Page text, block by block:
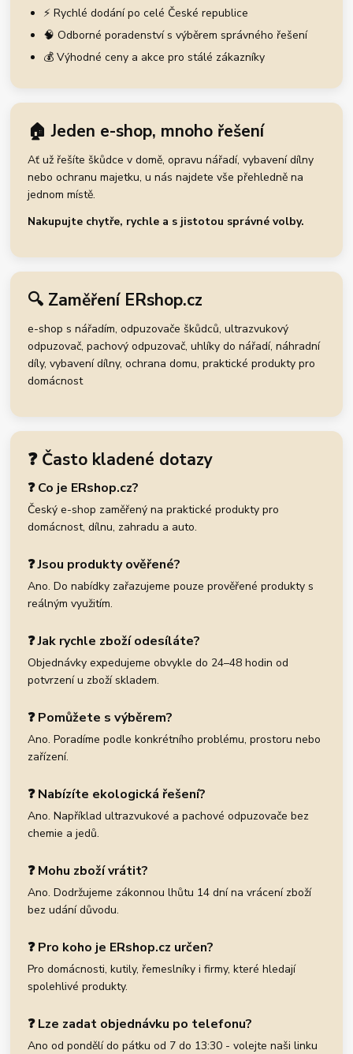
⚡ Rychlé dodání po celé České republice
🧠 Odborné poradenství s výběrem správného řešení
💰 Výhodné ceny a akce pro stálé zákazníky
🏠 Jeden e-shop, mnoho řešení
Ať už řešíte škůdce v domě, opravu nářadí, vybavení dílny
nebo ochranu majetku, u nás najdete vše přehledně na
jednom místě.
Nakupujte chytře, rychle a s jistotou správné volby.
🔍 Zaměření ERshop.cz
e-shop s nářadím, odpuzovače škůdců, ultrazvukový
odpuzovač, pachový odpuzovač, uhlíky do nářadí, náhradní
díly, vybavení dílny, ochrana domu, praktické produkty pro
domácnost
❓ Často kladené dotazy
❓ Co je ERshop.cz?
Český e-shop zaměřený na praktické produkty pro
domácnost, dílnu, zahradu a auto.
❓ Jsou produkty ověřené?
Ano. Do nabídky zařazujeme pouze prověřené produkty s
reálným využitím.
❓ Jak rychle zboží odesíláte?
Objednávky expedujeme obvykle do 24–48 hodin od
potvrzení u zboží skladem.
❓ Pomůžete s výběrem?
Ano. Poradíme podle konkrétního problému, prostoru nebo
zařízení.
❓ Nabízíte ekologická řešení?
Ano. Například ultrazvukové a pachové odpuzovače bez
chemie a jedů.
❓ Mohu zboží vrátit?
Ano. Dodržujeme zákonnou lhůtu 14 dní na vrácení zboží
bez udání důvodu.
❓ Pro koho je ERshop.cz určen?
Pro domácnosti, kutily, řemeslníky i firmy, které hledají
spolehlivé produkty.
❓ Lze zadat objednávku po telefonu?
Ano od pondělí do pátku od 7 do 13:30 - volejte naši linku